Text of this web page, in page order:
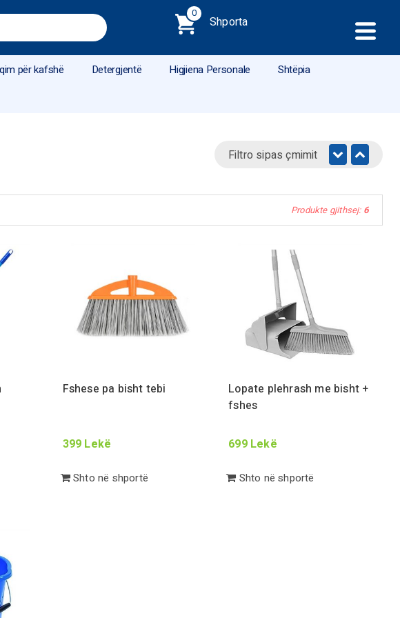
0
Shporta
për kafshë Detergjentë Higjiena Personale
Shtëpia
Filtro sipas çmimit
Produkte gjithsej: 6
Fshese pa bisht tebi
399 Lekë
Shto në shportë
Lopate plehrash me bisht +
fshes
699Lekë
Shto në shportë